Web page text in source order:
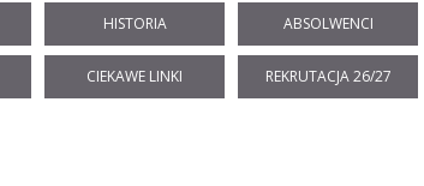
HISTORIA ABSOLWENCI
CIEKAWE LINKI REKRUTACJA 26/27